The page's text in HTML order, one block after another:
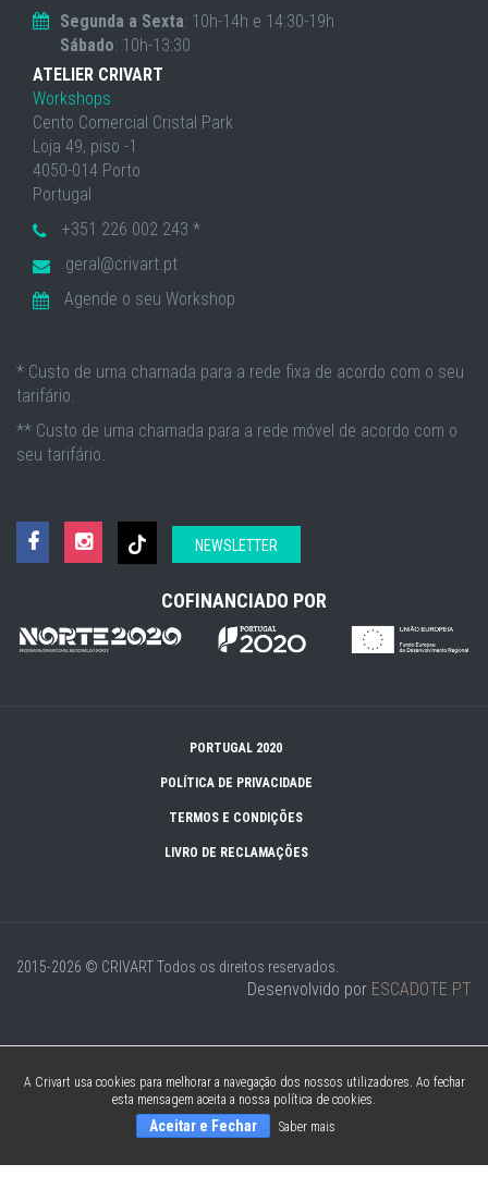
Segunda a Sexta: 10h-14h e 14:30-19h
Sábado: 10h-13:30
ATELIER CRIVART
Workshops
Cento Comercial Cristal Park
Loja 49, piso -1
4050-014 Porto
Portugal
+351 226 002 243 *
geral@crivart.pt
Agende o seu Workshop
* Custo de uma chamada para a rede fixa de acordo com o seu
tarifário.
** Custo de uma chamada para a rede móvel de acordo com o
seu tarifário.
NEWSLETTER
COFINANCIADO POR
PORTUGAL 2020
POLÍTICA DE PRIVACIDADE
TERMOS E CONDIÇÕES
LIVRO DE RECLAMAÇÕES
2015-2026 © CRIVARTTodos os direitos reservados.
Desenvolvido por ESCADOTE.PT
A Crivart usa cookies para melhorar a navegação dos nossos utilizadores. Ao fechar
esta mensagem aceita a nossa política de cookies.
Aceitar e Fechar Saber mais